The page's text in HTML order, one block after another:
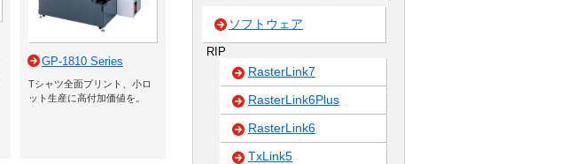
GP-1810 Series
Tシャツ全面プリント、小ロ
ット生産に高付加価値を。
ソフトウェア
RIP
RasterLink7
RasterLink6Plus
RasterLink6
TxLink5